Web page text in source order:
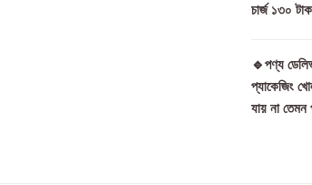
চার্জ ১৩০
🔹পণ্য
প্যাকেজিং
যায় না তেমন